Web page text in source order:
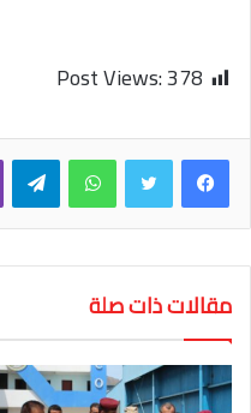
Post Views:378
واتساب تيلقرام
مقالات ذات صلة